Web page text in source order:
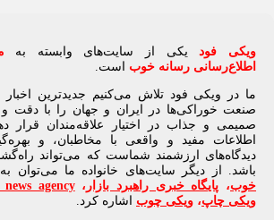
ویکی‌ فودیکی از سایت‌های وابسته به
اطلاع‌رسانی رسانه خوباست.
ما در ویکی‌ فود تلاش می‌کنیم جدیدترین اخبار و
صنعت خوراکی‌ها در ایران و جهان را با دقت و
صمیمی و جذاب در اختیار علاقه‌مندان قرار
اطلاعات مفید و واقعی با مخاطبان، و
دیدگاه‌های ارزشمند شماست که می‌تواند
باشد. از دیگر سایت‌های خانواده ما می‌توان به
خوب،پایگاه خبری راهبرد بازار،news agency
ویکی چاپ،ویکی چوباشاره کرد.